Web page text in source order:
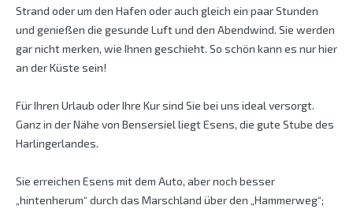
Strand oder um den Hafen oder auch gleich ein paar Stunden
und genießen die gesunde Luft und den Abendwind. Sie werden
gar nicht merken, wie Ihnen geschieht. So schön kann es nur hier
an der Küste sein!
Für Ihren Urlaub oder Ihre Kur sind Sie bei uns ideal versorgt.
Ganz in der Nähe von Bensersiel liegt Esens, die gute Stube des
Harlingerlandes.
Sie erreichen Esens mit dem Auto, aber noch besser
„hintenherum“ durch das Marschland über den „Hammerweg“;